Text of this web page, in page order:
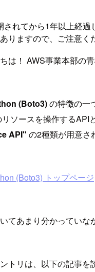
されてから1年以上経過
りますので、ご注意く
は！ AWS事業本部の
(Boto3)の特徴の一
ソースを操作するAPI
API" の2種類が用意さ
(Boto3) トップページ
てあまり分かっていな
トリは、以下の記事を